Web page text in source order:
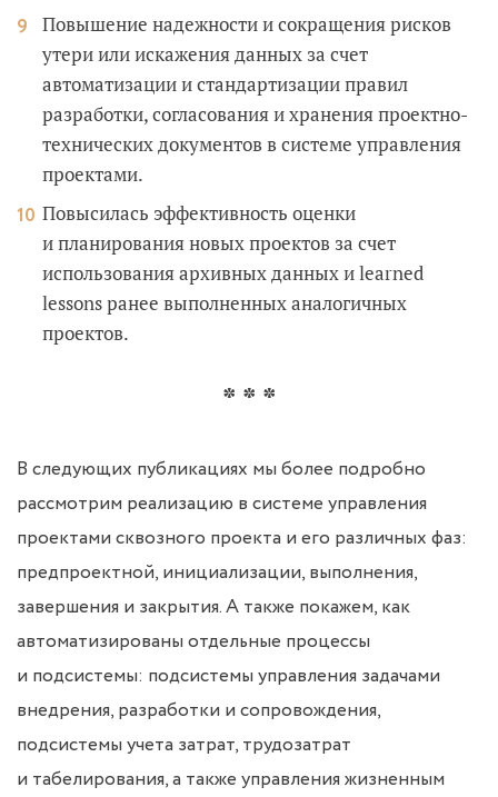
Повышение надежности и сокращения рисков
утери или искажения данных за счет
автоматизации и стандартизации правил
разработки, согласования и хранения проектно-
технических документов в системе управления
проектами.
Повысилась эффективность оценки
и планирования новых проектов за счет
использования архивных данных и learned
lessons ранее выполненных аналогичных
проектов.
* * *
В следующих публикациях мы более подробно
рассмотрим реализацию в системе управления
проектами сквозного проекта и его различных фаз:
предпроектной, инициализации, выполнения,
завершения и закрытия. А также покажем, как
автоматизированы отдельные процессы
и подсистемы: подсистемы управления задачами
внедрения, разработки и сопровождения,
подсистемы учета затрат, трудозатрат
и табелирования, а также управления жизненным